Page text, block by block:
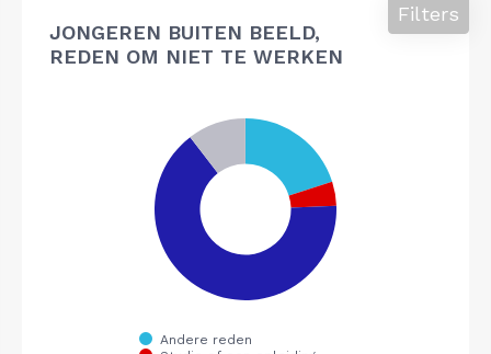
JONGEREN BUITEN BEELD,
REDEN OM NIET TE WERKEN
Filters